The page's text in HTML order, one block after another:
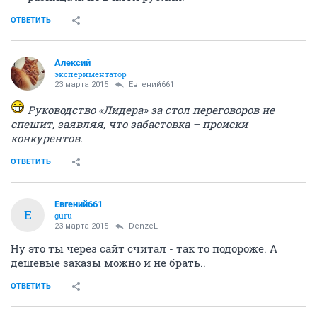
ОТВЕТИТЬ
Алексий
экспериментатор
23 марта 2015 Евгений661
Руководство «Лидера» за стол переговоров не
спешит, заявляя, что забастовка – происки
конкурентов.
ОТВЕТИТЬ
Е
Евгений661
guru
23 марта 2015 DenzeL
Ну это ты через сайт считал - так то подороже. А
дешевые заказы можно и не брать..
ОТВЕТИТЬ